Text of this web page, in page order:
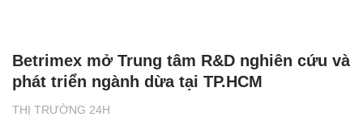
THỊ TRƯỜNG 24H
Betrimex mở Trung tâm R&D nghiên cứu và
phát triển ngành dừa tại TP.HCM